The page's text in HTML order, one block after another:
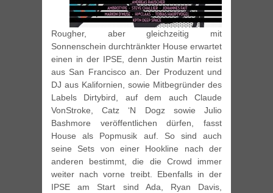
Rougher, aber gleichzeitig mit
Sonnenschein durchtränkter House erwartet
einen in der IPSE, denn Justin Martin reist
aus San Francisco an. Der Produzent und
DJ aus Kalifornien, sowie Mitbegründer des
Labels Dirtybird, auf dem auch Claude
VonStroke, Catz ‘N Dogz sowie Julio
Bashmore veröffentlichen dürfen, fasst
House als Popmusik auf. So sind auch
seine Sets von einer Hookline nach der
anderen bestimmt, die die Crowd immer
weiter nach vorne treibt. Ebenfalls in der
IPSE am Start sind Ada, Ryan Davis,